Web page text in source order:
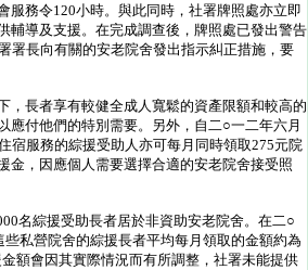
服務令120小時。與此同時，社署牌照處亦立即
輔導及支援。在完成調查後，牌照處已發出警告
署長向有關的安老院舍發出指示糾正措施，要
，長者享有較健全成人寬鬆的資產限額和較高的
應付他們的特別需要。另外，自二○一二年六月
宿服務的綜援受助人亦可每月同時領取275元院
金，因應個人需要選擇合適的安老院舍接受照
綜援受助長者居於非資助安老院舍。在二○
私營院舍的綜援長者平均每月領取的金額約為
額會因其實際情況而有所調整，社署未能提供